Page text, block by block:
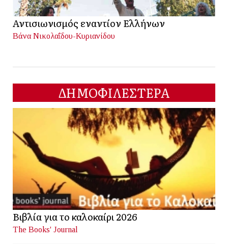
Αντισιωνισμός εναντίον Ελλήνων
Βάνα Νικολαΐδου-Κυριανίδου
ΔΗΜΟΦΙΛΕΣΤΕΡΑ
Βιβλία για το καλοκαίρι 2026
The Books' Journal